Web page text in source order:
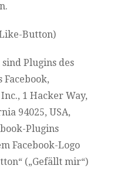
Button)
Plugins des
1 Hacker Way,
94025, USA,
Plugins
Facebook-Logo
(„Gefällt mir“)